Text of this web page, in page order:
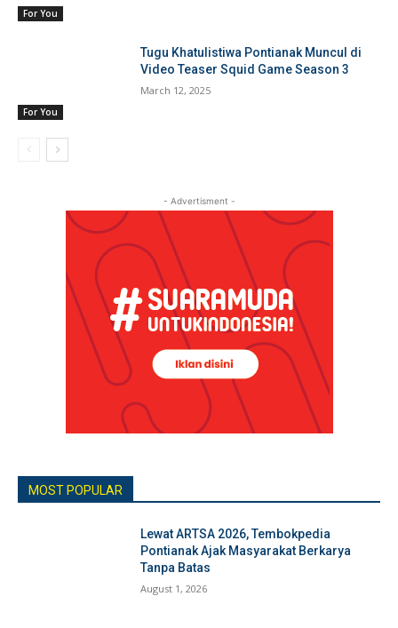
For You
For You
Tugu Khatulistiwa Pontianak Muncul di
Video Teaser Squid Game Season 3
March 12, 2025
- Advertisment -
MOST POPULAR
Lewat ARTSA 2026, Tembokpedia
Pontianak Ajak Masyarakat Berkarya
Tanpa Batas
August 1, 2026